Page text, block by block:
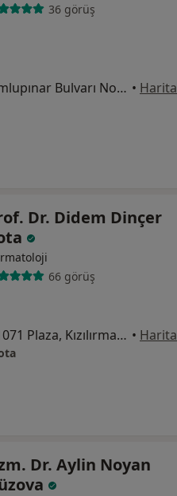
36 görüş
Kızılırmak Mah. Dumlupınar Bulvarı No : 9 YDA Center 3 Kapısı Kat:7 No: 256, Ankara • Harita
Dr. Didem Dinçer
66 görüş
Çukurambar, Usta 1071 Plaza, Kızılırmak mahallesi, 1443. Cd A blok kat 24 No 162., Ankara • Harita
Dr. Aylin Noyan